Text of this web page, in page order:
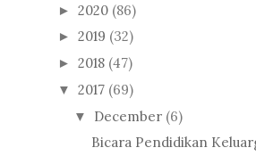
► 2020 (86)
► 2019 (32)
► 2018 (47)
▼ 2017 (69)
▼ December (6)
Bicara Pendidikan